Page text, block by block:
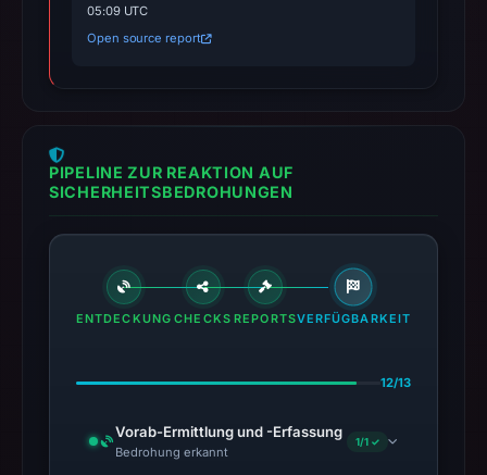
05:09 UTC
Open source report
PIPELINE ZUR REAKTION AUF
SICHERHEITSBEDROHUNGEN
ENTDECKUNG CHECKS REPORTSVERFÜGBARKEIT
12/13
Vorab-Ermittlung und -Erfassung
Bedrohung erkannt
1/1 ✓